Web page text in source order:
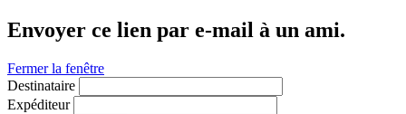
Envoyer ce lien par e-mail à un ami.
Fermer la fenêtre
Destinataire
Expéditeur